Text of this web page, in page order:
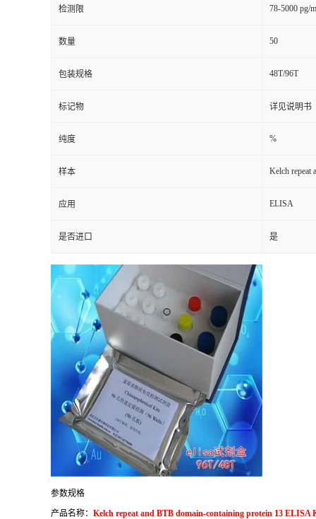
检测限 78-5000 pg/
数量 50
包装规格 48T/96T
标记物 详见说明书
纯度 %
样本 Kelch repeat
应用 ELISA
是否进口 是
参数规格
产品名称： Kelch repeat and BTB domain-containing protein 13 ELISA